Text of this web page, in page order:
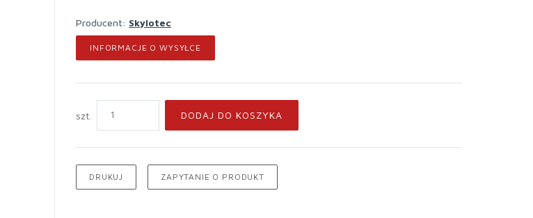
Producent: Skylotec
INFORMACJE O WYSYŁCE
szt. DODAJ DO KOSZYKA
DRUKUJ ZAPYTANIE O PRODUKT